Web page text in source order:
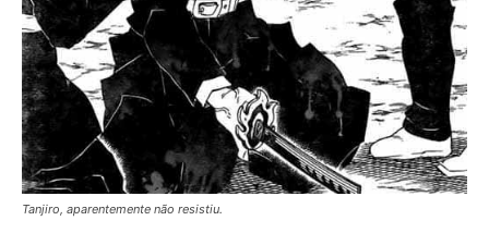
Tanjiro, aparentemente não resistiu.